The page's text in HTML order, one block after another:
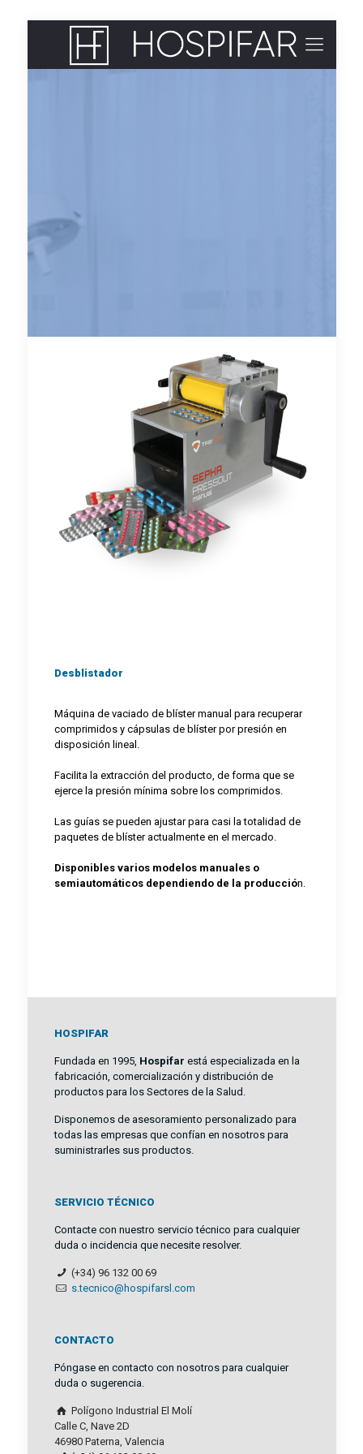
Desblistador
Máquina de vaciado de blíster manual para recuperar
comprimidos y cápsulas de blíster por presión en
disposición lineal.
Facilita la extracción del producto, de forma que se
ejerce la presión mínima sobre los comprimidos.
Las guías se pueden ajustar para casi la totalidad de
paquetes de blíster actualmente en el mercado.
Disponibles varios modelos manuales o
semiautomáticos dependiendo de la producción.
HOSPIFAR
Fundada en 1995, Hospifar está especializada en la
fabricación, comercialización y distribución de
productos para los Sectores de la Salud.
Disponemos de asesoramiento personalizado para
todas las empresas que confían en nosotros para
suministrarles sus productos.
SERVICIO TÉCNICO
Contacte con nuestro servicio técnico para cualquier
duda o incidencia que necesite resolver.
(+34) 96 132 00 69
s.tecnico@hospifarsl.com
CONTACTO
Póngase en contacto con nosotros para cualquier
duda o sugerencia.
Polígono Industrial El Molí
Calle C, Nave 2D
46980 Paterna, Valencia